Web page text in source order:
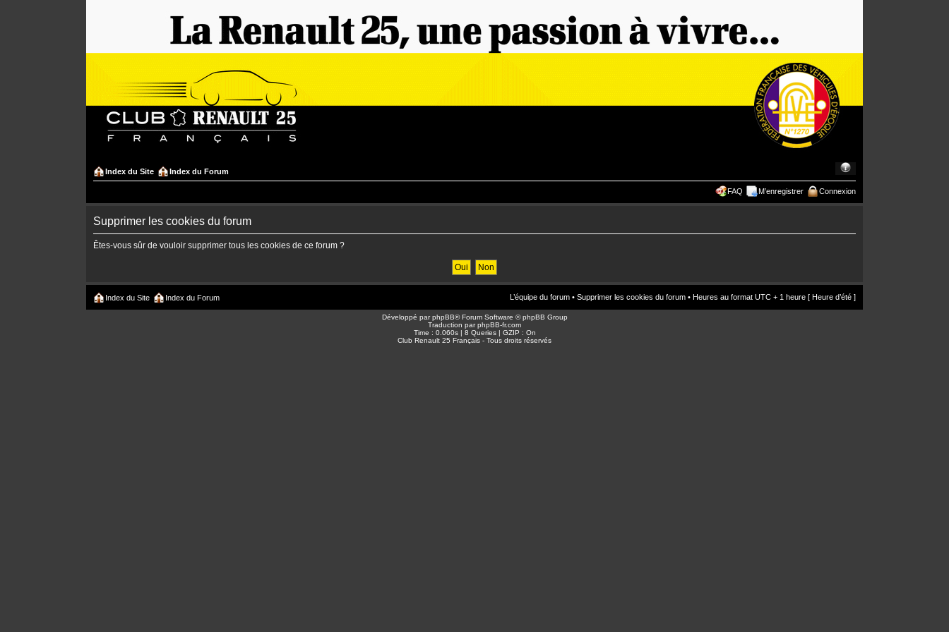
Index du Site Index du Forum
FAQ M’enregistrer Connexion
Supprimer les cookies du forum
Êtes-vous sûr de vouloir supprimer tous les cookies de ce forum ?
Index du Site Index du Forum L’équipe du forum • Supprimer les cookies du forum • Heures au format UTC + 1 heure [ Heure d’été ]
Développé parphpBB® Forum Software © phpBB Group
Traduction parphpBB-fr.com
Time : 0.060s | 8 Queries | GZIP : On
Club Renault 25 Français - Tous droits réservés